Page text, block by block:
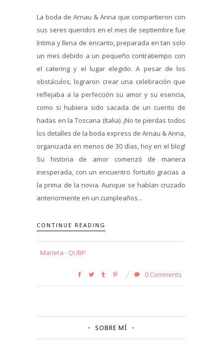
La boda de Arnau & Anna que compartieron con
sus seres queridos en el mes de septiembre fue
íntima y llena de encanto, preparada en tan solo
un mes debido a un pequeño contratiempo con
el catering y el lugar elegido. A pesar de los
obstáculos, lograron crear una celebración que
reflejaba a la perfección su amor y su esencia,
como si hubiera sido sacada de un cuento de
hadas en la Toscana (Italia). ¡No te pierdas todos
los detalles de la boda express de Arnau & Anna,
organizada en menos de 30 días, hoy en el blog!
Su historia de amor comenzó de manera
inesperada, con un encuentro fortuito gracias a
la prima de la novia. Aunque se habían cruzado
anteriormente en un cumpleaños...
CONTINUE READING
Marieta - QUBP
0 Comments
SOBRE MÍ